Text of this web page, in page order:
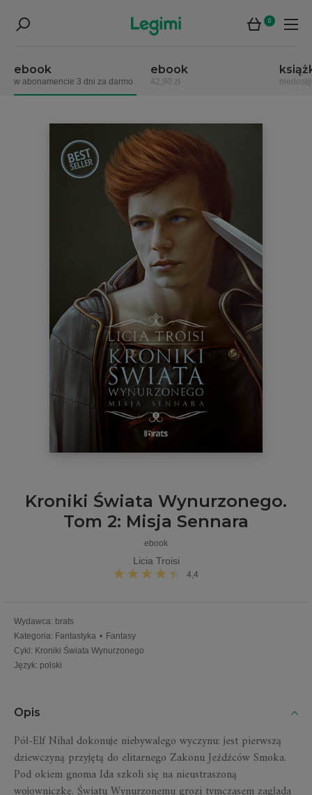
0
ebook
w abonamencie 3 dni za darmo
ebook
42,90 zł
Kroniki Świata Wynurzonego.
Tom 2: Misja Sennara
ebook
Licia Troisi
4,4
Wydawca: brats
Kategoria: Fantastyka • Fantasy
Cykl : Kroniki Świata Wynurzonego
Język: polski
Opis
Pół-Elf Nihal dokonuje niebywałego wyczynu: jest pierwszą
dziewczyną przyjętą do elitarnego Zakonu Jeźdźców Smoka.
Pod okiem gnoma Ida szkoli się na nieustraszoną